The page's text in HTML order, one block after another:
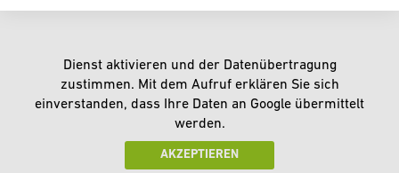
Dienst aktivieren und der Datenübertragung
zustimmen. Mit dem Aufruf erklären Sie sich
einverstanden, dass Ihre Daten an Google übermittelt
werden.
AKZEPTIEREN